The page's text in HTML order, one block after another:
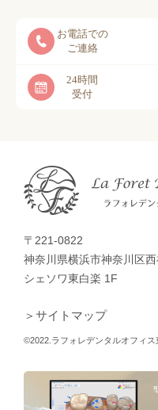
お電話での
ご連絡
24時間
受付
〒221-0822
神奈川県横浜市神奈川区
シェソワ東白楽 1F
＞サイトマップ
©2022.ラフォレデンタルオフィス